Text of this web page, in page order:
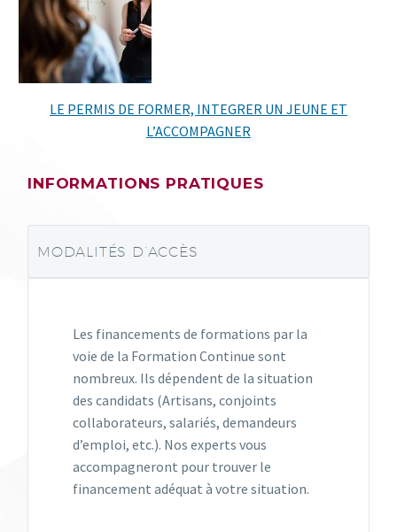
LE PERMIS DE FORMER, INTEGRER UN JEUNE ET
L’ACCOMPAGNER
INFORMATIONS PRATIQUES
MODALITÉS D’ACCÈS
Les financements de formations par la
voie de la Formation Continue sont
nombreux. Ils dépendent de la situation
des candidats (Artisans, conjoints
collaborateurs, salariés, demandeurs
d’emploi, etc.). Nos experts vous
accompagneront pour trouver le
financement adéquat à votre situation.